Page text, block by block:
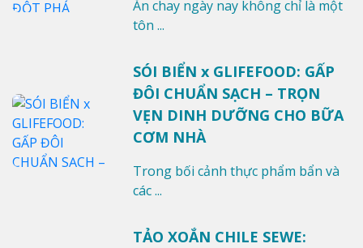
Ăn chay ngày nay không chỉ là một
tôn ...
SÓI BIỂN x GLIFEFOOD: GẤP
ĐÔI CHUẨN SẠCH – TRỌN
VẸN DINH DƯỠNG CHO BỮA
CƠM NHÀ
Trong bối cảnh thực phẩm bẩn và
các ...
TẢO XOẮN CHILE SEWE: